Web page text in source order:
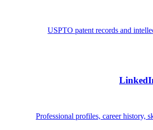
USPTO patent records and
Professional profiles, career history,